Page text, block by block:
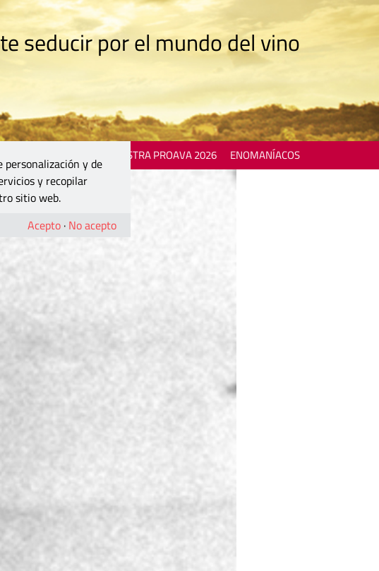
seducir por el mundo del vino
MOSTRA PROAVA 2026 ENOMANÍACOS
personalización y de
y recopilar
sitio web.
Acepto · No acepto